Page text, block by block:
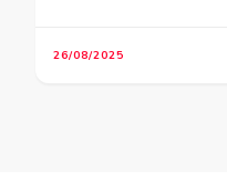
26/08/2025